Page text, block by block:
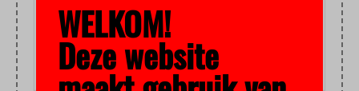
WELKOM!
Deze website